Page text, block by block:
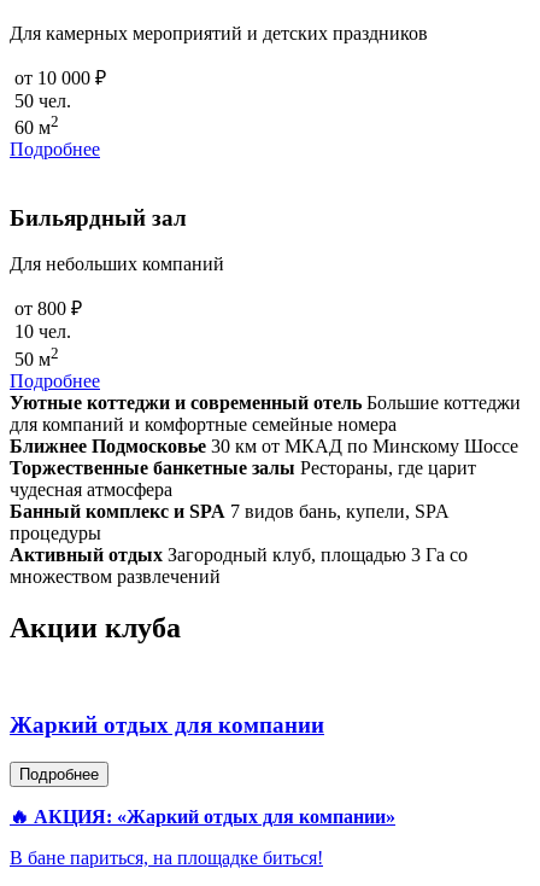
Для камерных мероприятий и детских праздников
от 10 000 ₽
50 чел.
60 м2
Подробнее
Бильярдный зал
Для небольших компаний
от 800 ₽
10 чел.
50 м2
Подробнее
Уютные коттеджи и современный отель Большие коттеджи
для компаний и комфортные семейные номера
Ближнее Подмосковье 30 км от МКАД по Минскому Шоссе
Торжественные банкетные залы Рестораны, где царит
чудесная атмосфера
Банный комплекс и SPA 7 видов бань, купели, SPA
процедуры
Активный отдых Загородный клуб, площадью 3 Га со
множеством развлечений
Акции клуба
Жаркий отдых для компании
Подробнее
🔥 АКЦИЯ: «Жаркий отдых для компании»
В бане париться, на площадке биться!